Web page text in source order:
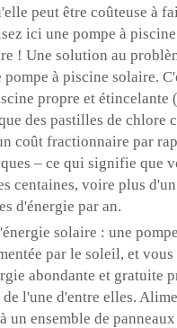
peut être coûteuse à
ici une pompe à
! Une solution au
à piscine solaire.
propre et étincelante
des pastilles de chlore
coût fractionnaire par
– ce qui signifie que
centaines, voire plus
d'énergie par an.
solaire : une
par le soleil, et vous
abondante et gratuite
l'une d'entre elles.
un ensemble de